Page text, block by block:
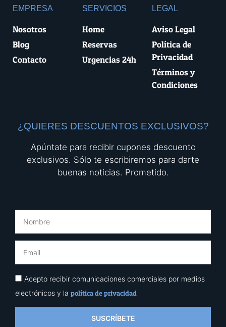
EMPRESA
Nosotros
Blog
Contacto
SERVICIOS
Home
Reservas
Urgencias 24h
LEGAL
Aviso Legal
Política de
Privacidad
Términos y
Condiciones
¿QUIERES DESCUENTOS EXCLUSIVOS?
Apúntate para recibir cupones descuento
exclusivos. Sólo te escribiremos para darte
buenas noticias. Prometido.
Acepto recibir comunicaciones comerciales por medios
electrónicos y la política de privacidad
SUSCRÍBETE